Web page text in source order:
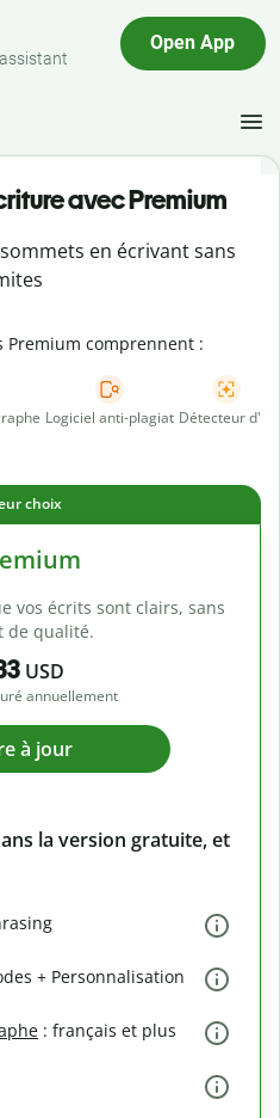
Open App
avec Premium
en écrivant sans
Premium comprennent :
Logiciel anti-plagiat Détecteur d'IA
choix
vos écrits sont clairs, sans
de qualité.
USD
annuellement
à jour
la version gratuite, et
+ Personnalisation
: français et plus